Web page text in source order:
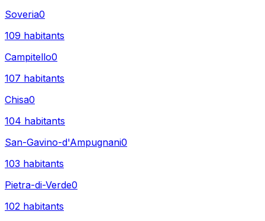
Soveria0
109 habitants
Campitello0
107 habitants
Chisa0
104 habitants
San-Gavino-d'Ampugnani0
103 habitants
Pietra-di-Verde0
102 habitants